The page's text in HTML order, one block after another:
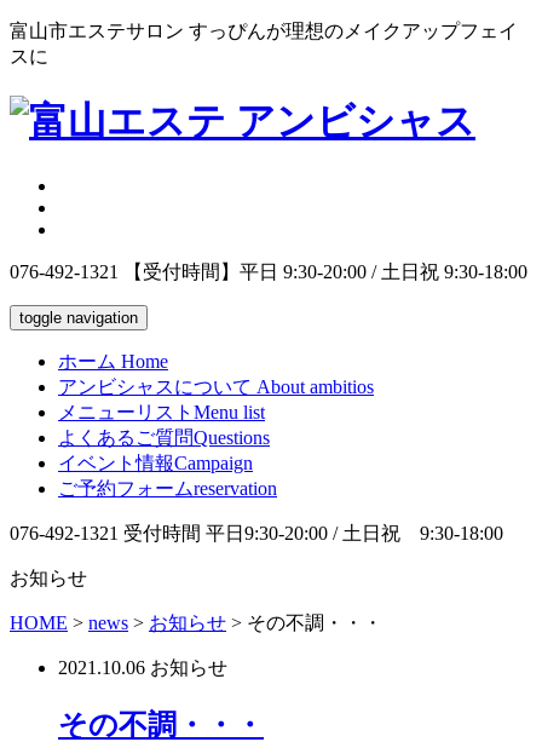
富山市エステサロン すっぴんが理想のメイクアップフェイ
スに
076-492-1321 【受付時間】平日 9:30-20:00 / 土日祝 9:30-18:00
toggle navigation
ホーム Home
アンビシャスについて About ambitios
メニューリスト Menu list
よくあるご質問Questions
イベント情報Campaign
ご予約フォームreservation
076-492-1321 受付時間 平日9:30-20:00 / 土日祝 9:30-18:00
お知らせ
HOME > news > お知らせ > その不調・・・
2021.10.06 お知らせ
その不調・・・